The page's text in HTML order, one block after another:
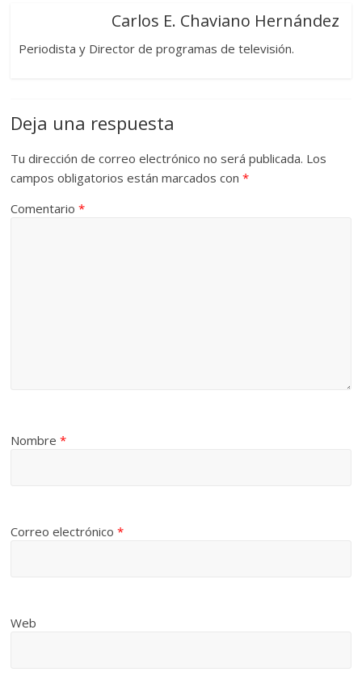
Carlos E. Chaviano Hernández
Periodista y Director de programas de televisión.
Deja una respuesta
Tu dirección de correo electrónico no será publicada. Los
campos obligatorios están marcados con*
Comentario*
Nombre*
Correo electrónico*
Web